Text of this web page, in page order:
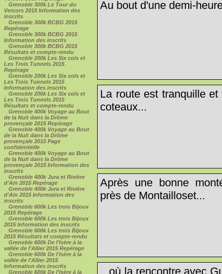
Grenoble 300k Le Tour du
Vercors 2015 Information des
inscrits
Grenoble 300k BCBG 2015
Repérage
Grenoble 300k BCBG 2015
Information des inscrits
Grenoble 300k BCBG 2015
Résultats et compte-rendu
Grenoble 200k Les Six cols et
Les Trois Tunnels 2015
Repérage
Grenoble 200k Les Six cols et
Les Trois Tunnels 2015
Information des inscrits
Grenoble 200k Les Six cols et
Les Trois Tunnels 2015
Résultats et compte-rendu
Grenoble 400k Voyage au Bout
de la Nuit dans la Drôme
provençale 2015 Repérage
Grenoble 400k Voyage au Bout
de la Nuit dans la Drôme
provençale 2015 Page
confidentielle
Grenoble 400k Voyage au Bout
de la Nuit dans la Drôme
provençale 2015 Information des
inscrits
Grenoble 400k Jura et Rivière
d'Ain 2015 Repérage
Grenoble 400k Jura et Rivière
d'Ain 2015 Information des
inscrits
Grenoble 600k Les trois Bijoux
2015 Repérage
Grenoble 600k Les trois Bijoux
2015 Information des inscrits
Grenoble 600k Les trois Bijoux
2015 Résultats et compte-rendu
Grenoble 600k De l'Isère à la
vallée de l'Allier 2015 Repérage
Grenoble 600k De l'Isère à la
vallée de l'Allier 2015
Information des inscrits
Grenoble 600k De l'Isère à la
Au bout d'une demi-
La route est tranquille
coteaux...
Après une bonne
près de Montailloset...
...où la rencontre avec